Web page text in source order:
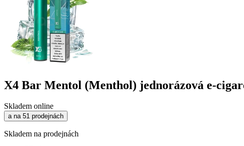
X4 Bar Mentol (Menthol) jednorázová e-
Skladem online
a na 51 prodejnách
Skladem na prodejnách